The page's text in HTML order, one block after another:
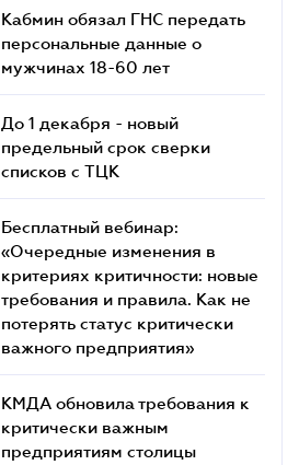
Кабмин обязал ГНС передать
персональные данные о
мужчинах 18-60 лет
До 1 декабря - новый
предельный срок сверки
списков c ТЦК
Бесплатный вебинар:
«Очередные изменения в
критериях критичности: новые
требования и правила. Как не
потерять статус критически
важного предприятия»
КМДА обновила требования к
критически важным
предприятиям столицы